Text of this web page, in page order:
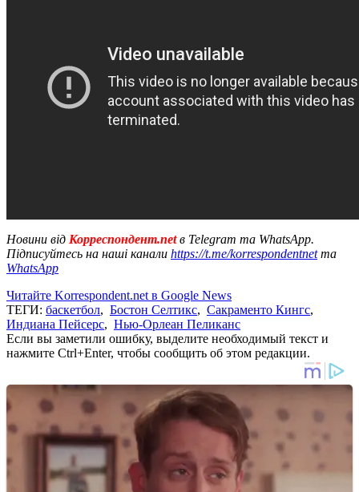
Новини від Корреспондент.netв Telegram та WhatsApp.
Підписуйтесь на наші канали https://t.me/korrespondentnetта
WhatsApp
Читайте Korrespondent.net в Google News
ТЕГИ: баскетбол, Бостон Селтикс, Сакраменто Кингс,
Индиана Пейсерс, Нью-Орлеан Пеликанс
Если вы заметили ошибку, выделите необходимый текст и
нажмите Ctrl+Enter, чтобы сообщить об этом редакции.